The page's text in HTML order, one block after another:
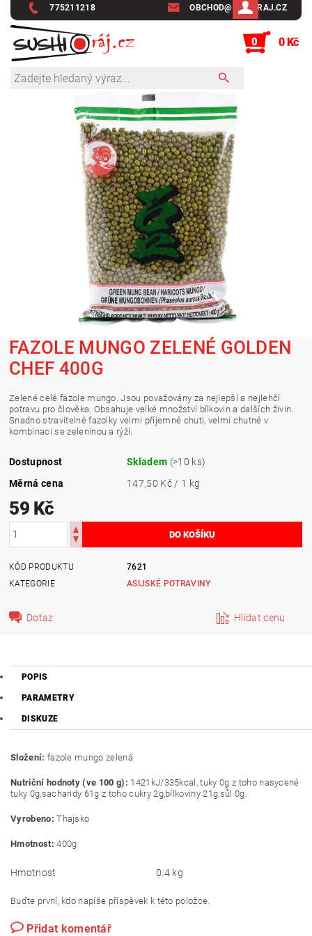
775211218 OBCHOD@SUSHIRAJ.CZ
0 0 Kč
FAZOLE MUNGO ZELENÉ GOLDEN
CHEF 400G
Zelené celé fazole mungo. Jsou považovány za nejlepší a nejlehčí
potravu pro člověka. Obsahuje velké množství bílkovin a dalších živin.
Snadno stravitelné fazolky velmi příjemné chuti, velmi chutné v
kombinaci se zeleninou a rýží.
Dostupnost Skladem (>10 ks)
Měrná cena
147,50 Kč / 1 kg
59 Kč
KÓD PRODUKTU
7621
KATEGORIE
ASIJSKÉ POTRAVINY
Dotaz Hlídat cenu
POPIS
PARAMETRY
DISKUZE
Složení: fazole mungo zelená
Nutriční hodnoty (ve 100 g): 1421kJ/335kcal, tuky 0g z toho nasycené
tuky 0g,sacharidy 61g z toho cukry 2g,bílkoviny 21g,sůl 0g.
Vyrobeno: Thajsko
Hmotnost: 400g
Hmotnost 0.4 kg
Buďte první, kdo napíše příspěvek k této položce.
Přidat komentář